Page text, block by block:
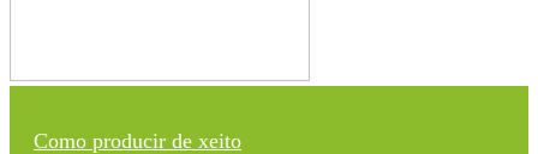
Como producir de xeito